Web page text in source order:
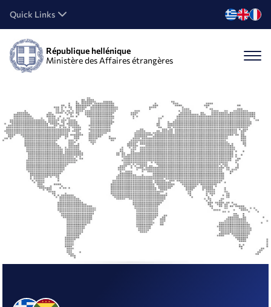
Quick Links
République hellénique
Ministère des Affaires étrangères